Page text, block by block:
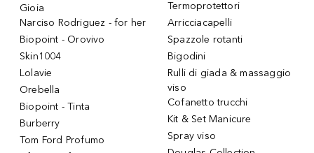
Gioia
Narciso Rodriguez - for her
Biopoint - Orovivo
Skin1004
Lolavie
Orebella
Biopoint - Tinta
Burberry
Tom Ford Profumo
Termoprotettori
Arricciacapelli
Spazzole rotanti
Bigodini
Rulli di giada & massaggio
viso
Cofanetto trucchi
Kit & Set Manicure
Spray viso